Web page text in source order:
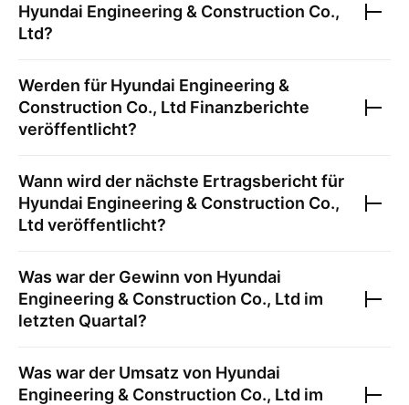
Hyundai Engineering & Construction Co.,
Ltd?
Werden für Hyundai Engineering &
Construction Co., Ltd Finanzberichte
veröffentlicht?
Wann wird der nächste Ertragsbericht für
Hyundai Engineering & Construction Co.,
Ltd veröffentlicht?
Was war der Gewinn von Hyundai
Engineering & Construction Co., Ltd im
letzten Quartal?
Was war der Umsatz von Hyundai
Engineering & Construction Co., Ltd im